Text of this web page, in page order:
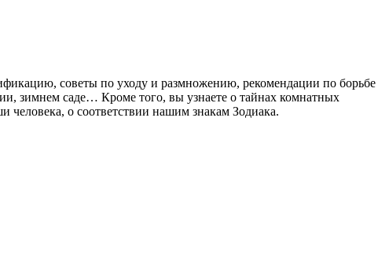
советы по уходу и размножению, рекомендации по борьбе
зимнем саде… Кроме того, вы узнаете о тайнах комнатных
человека, о соответствии нашим знакам Зодиака.